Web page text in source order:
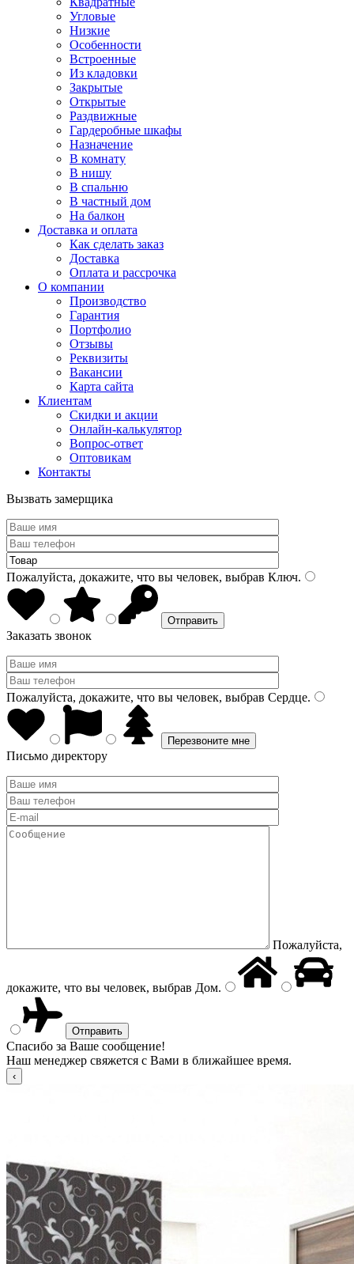
Угловые
Низкие
Особенности
Встроенные
Из кладовки
Закрытые
Открытые
Раздвижные
Гардеробные шкафы
Назначение
В комнату
В нишу
В спальню
В частный дом
На балкон
Доставка и оплата
Как сделать заказ
Доставка
Оплата и рассрочка
О компании
Производство
Гарантия
Портфолио
Отзывы
Реквизиты
Вакансии
Карта сайта
Клиентам
Скидки и акции
Онлайн-калькулятор
Вопрос-ответ
Оптовикам
Контакты
Вызвать замерщика
Пожалуйста, докажите, что вы человек, выбрав Ключ.
Заказать звонок
Пожалуйста, докажите, что вы человек, выбрав Сердце.
Письмо директору
Пожалуйста,
докажите, что вы человек, выбрав Дом.
Спасибо за Ваше сообщение!
Наш менеджер свяжется с Вами в ближайшее время.